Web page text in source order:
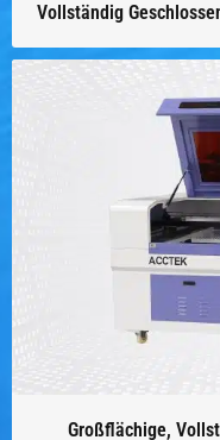
Vollständig
Großflächige,